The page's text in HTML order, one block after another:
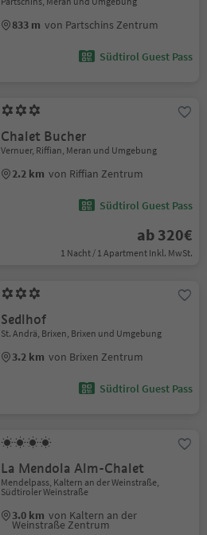
833 m von Partschins Zentrum
Südtirol Guest Pass
Chalet Bucher
Vernuer, Riffian, Meran und Umgebung
2.2 km von Riffian Zentrum
Südtirol Guest Pass
ab 320€
1 Nacht / 1 Apartment Inkl. MwSt.
Sedlhof
St. Andrä, Brixen, Brixen und Umgebung
3.2 km von Brixen Zentrum
Südtirol Guest Pass
La Mendola Alm-Chalet
Mendelpass, Kaltern an der Weinstraße,
Südtiroler Weinstraße
3.0 km von Kaltern an der
Weinstraße Zentrum